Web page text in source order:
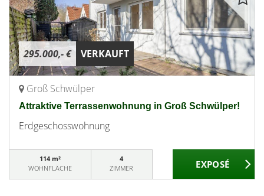
295.000,- € VERKAUFT
Groß Schwülper
Attraktive Terrassenwohnung in Groß Schwülper!
Erdgeschosswohnung
114 m²
WOHNFLÄCHE
4
ZIMMER